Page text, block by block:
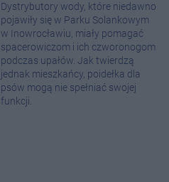
Dystrybutory wody, które niedawno
pojawiły się w Parku Solankowym
w Inowrocławiu, miały pomagać
spacerowiczom i ich czworonogom
podczas upałów. Jak twierdzą
jednak mieszkańcy, poidełka dla
psów mogą nie spełniać swojej
funkcji.